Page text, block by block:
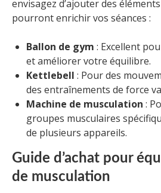
envisagez d’ajouter des
pourront enrichir vos séances :
Ballon de gym : Excellent
et améliorer votre équilibre.
Kettlebell : Pour des
des entraînements de force
Machine de musculation :
groupes musculaires
de plusieurs appareils.
Guide d’achat pour
de musculation